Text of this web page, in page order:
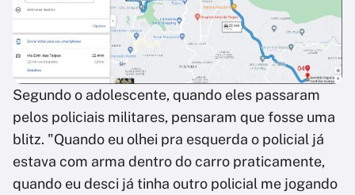
Segundo o adolescente, quando eles passaram
pelos policiais militares, pensaram que fosse uma
blitz. "Quando eu olhei pra esquerda o policial já
estava com arma dentro do carro praticamente,
quando eu desci já tinha outro policial me jogando